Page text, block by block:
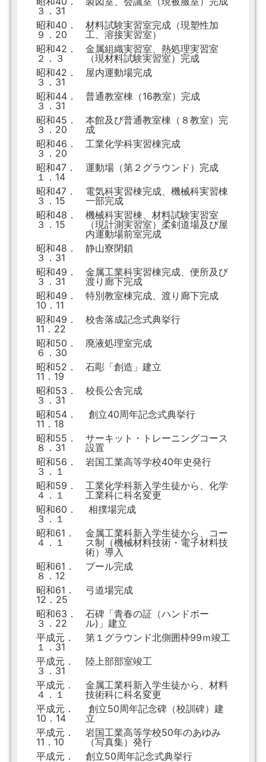
３．31
昭和40．
９．20
材料試験実習室完成（現塑性加
工、溶接実習室）
昭和42．
２．３
金属組織実習室、熱処理実習室
（現材料試験実習室）完成
昭和42．
３．31
屋内運動場完成
昭和44．
３．31
普通教室棟（16教室）完成
昭和45．
３．20
本館及び普通教室棟（８教室）完
成
昭和46．
３．20
工業化学科実習棟完成
昭和47．
１．14
運動場（第２グラウンド）完成
昭和47．
３．15
電気科実習棟完成、機械科実習棟
一部完成
昭和48．
３．15
機械科実習棟、材料試験実習室
（現計測実習室）柔剣道場及び屋
内運動場前室完成
昭和48．
３．31
静山寮閉鎖
昭和49．
３．31
金属工業科実習棟完成、便所及び
渡り廊下完成
昭和49．
10．11
特別教室棟完成、渡り廊下完成
昭和49．
11．22
校舎落成記念式典挙行
昭和50．
６．30
廃液処理室完成
昭和52．
11．19
石彫「創造」建立
昭和53．
３．31
校長公舎完成
昭和54．
11．18
創立40周年記念式典挙行
昭和55．
８．31
サーキット・トレーニングコース
設置
昭和56．
３．１
岩国工業高等学校40年史発行
昭和59．
４．１
工業化学科新入学生徒から、化学
工業科に科名変更
昭和60．
３．１
相撲場完成
昭和61．
４．１
金属工業科新入学生徒から、コー
ス制（機械材料技術・電子材料技
術）導入
昭和61．
８．12
プール完成
昭和61．
12．25
弓道場完成
昭和63．
３．22
石碑「青春の証（ハンドボー
ル)」建立
平成元．
１．31
第１グラウンド北側囲枠99ｍ竣工
平成元．
３．31
陸上部部室竣工
平成元．
４．１
金属工業科新入学生徒から、材料
技術科に科名変更
平成元．
10．14
創立50周年記念碑（校訓碑）建
立
平成元．
11．10
岩国工業高等学校50年のあゆみ
（写真集）発行
平成元．
創立50周年記念式典挙行